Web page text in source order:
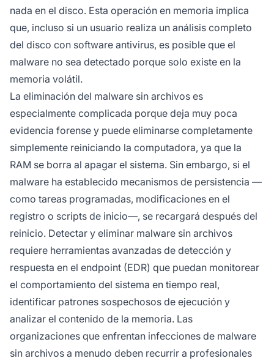
nada en el disco. Esta operación en memoria implica
que, incluso si un usuario realiza un análisis completo
del disco con software antivirus, es posible que el
malware no sea detectado porque solo existe en la
memoria volátil.
La eliminación del malware sin archivos es
especialmente complicada porque deja muy poca
evidencia forense y puede eliminarse completamente
simplemente reiniciando la computadora, ya que la
RAM se borra al apagar el sistema. Sin embargo, si el
malware ha establecido mecanismos de persistencia —
como tareas programadas, modificaciones en el
registro o scripts de inicio—, se recargará después del
reinicio. Detectar y eliminar malware sin archivos
requiere herramientas avanzadas de detección y
respuesta en el endpoint (EDR) que puedan monitorear
el comportamiento del sistema en tiempo real,
identificar patrones sospechosos de ejecución y
analizar el contenido de la memoria. Las
organizaciones que enfrentan infecciones de malware
sin archivos a menudo deben recurrir a profesionales